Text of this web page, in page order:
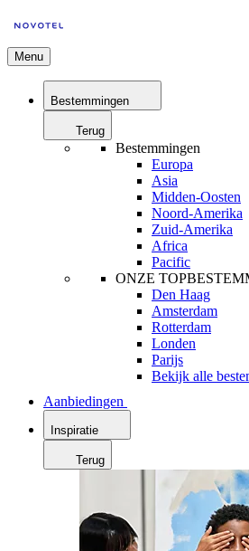
Menu
Bestemmingen
Terug
Bestemmingen
Europa
Asia
Midden-Oosten
Noord-Amerika
Zuid-Amerika
Africa
Pacific
ONZE
Den Haag
Amsterdam
Rotterdam
Londen
Parijs
Bekijk alle
Aanbiedingen
Inspiratie
Terug